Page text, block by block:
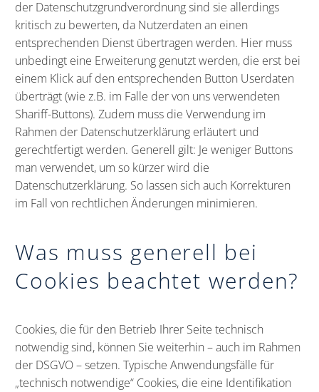
der Datenschutzgrundverordnung sind sie allerdings
kritisch zu bewerten, da Nutzerdaten an einen
entsprechenden Dienst übertragen werden. Hier muss
unbedingt eine Erweiterung genutzt werden, die erst bei
einem Klick auf den entsprechenden Button Userdaten
überträgt (wie z.B. im Falle der von uns verwendeten
Shariff-Buttons). Zudem muss die Verwendung im
Rahmen der Datenschutzerklärung erläutert und
gerechtfertigt werden. Generell gilt: Je weniger Buttons
man verwendet, um so kürzer wird die
Datenschutzerklärung. So lassen sich auch Korrekturen
im Fall von rechtlichen Änderungen minimieren.
Was muss generell bei
Cookies beachtet werden?
Cookies, die für den Betrieb Ihrer Seite technisch
notwendig sind, können Sie weiterhin – auch im Rahmen
der DSGVO – setzen. Typische Anwendungsfälle für
„technisch notwendige“ Cookies, die eine Identifikation